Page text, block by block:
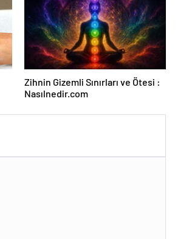
Zihnin Gizemli Sınırları ve Ötesi :
Nasılnedir.com